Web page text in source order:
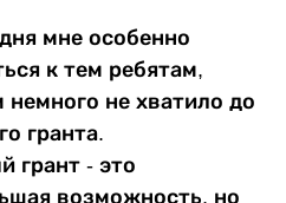
мне особенно
к тем ребятам,
не хватило до
гранта.
грант - это
возможность, но